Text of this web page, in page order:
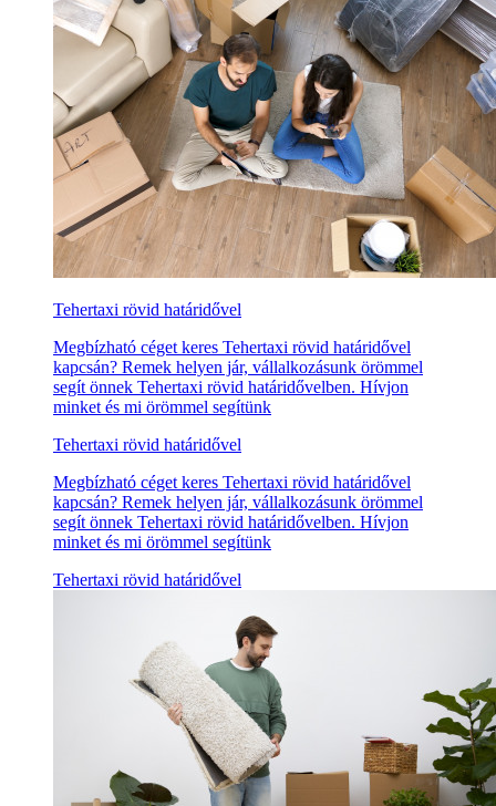
Tehertaxi rövid határidővel
Megbízható céget keres Tehertaxi rövid határidővel
kapcsán? Remek helyen jár, vállalkozásunk örömmel
segít önnek Tehertaxi rövid határidővelben. Hívjon
minket és mi örömmel segítünk
Tehertaxi rövid határidővel
Megbízható céget keres Tehertaxi rövid határidővel
kapcsán? Remek helyen jár, vállalkozásunk örömmel
segít önnek Tehertaxi rövid határidővelben. Hívjon
minket és mi örömmel segítünk
Tehertaxi rövid határidővel